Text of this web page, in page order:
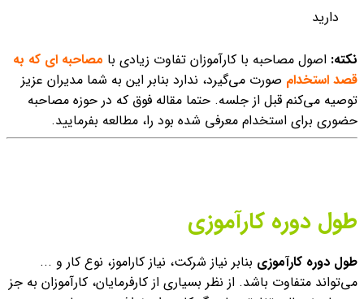
دارید
نکته: اصول مصاحبه با کارآموزان تفاوت زیادی با مصاحبه ای که به
قصد استخدام صورت می‌گیرد، ندارد بنابر این به شما مدیران عزیز
توصیه می‌کنم قبل از جلسه. حتما مقاله فوق که در حوزه مصاحبه
حضوری برای استخدام معرفی شده بود را، مطالعه بفرمایید.
طول دوره کارآموزی
طول دوره کارآموزی بنابر نیاز شرکت، نیاز کاراموز، نوع کار و ...
می‌تواند متفاوت باشد. از نظر بسیاری از کارفرمایان، کارآموزان به جز